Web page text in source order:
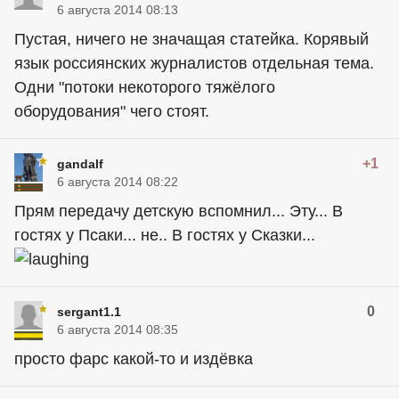
6 августа 2014 08:13
Пустая, ничего не значащая статейка. Корявый
язык россиянских журналистов отдельная тема.
Одни "потоки некоторого тяжёлого
оборудования" чего стоят.
gandalf +1
6 августа 2014 08:22
Прям передачу детскую вспомнил... Эту... В
гостях у Псаки... не.. В гостях у Сказки...
sergant1.1 0
6 августа 2014 08:35
просто фарс какой-то и издёвка